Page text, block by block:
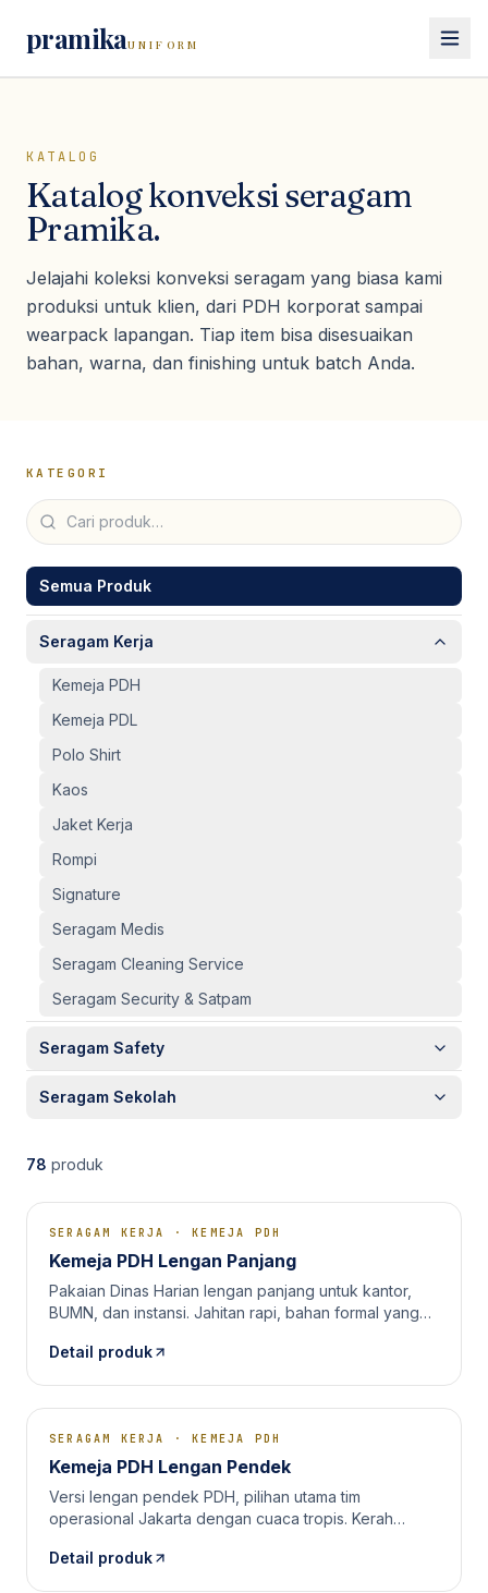
pramikaUNIFORM
Katalog
Seragam Kerja
Lihat semua seragam kerja
Kemeja PDH
Kemeja PDL
Seragam Medis
Lihat semuaseragam safety
Wearpack / Coverall
Wearpack Pertamina & Migas
Rompi Safety
Seragam Sekolah
Lihat semua
seragam sekolah
Almamater
Konsultasi
KATALOG
Katalog konveksi seragam
Pramika.
Jelajahi koleksi konveksi seragam yang biasa kami
produksi untuk klien, dari PDH korporat sampai
wearpack lapangan. Tiap item bisa disesuaikan
bahan, warna, dan finishing untuk batch Anda.
KATEGORI
Semua Produk
Seragam Kerja
Kemeja PDH
Kemeja PDL
Polo Shirt
Kaos
Jaket Kerja
Rompi
Signature
Seragam Medis
Seragam Cleaning Service
Seragam Security & Satpam
Seragam Safety
Wearpack / Coverall
Wearpack Mekanik & Otomotif
Rompi Safety
Kaos Safety
Seragam Sekolah
Seragam SMP/SMA
78 produk
SERAGAM KERJA ·KEMEJA PDH
Kemeja PDH Lengan Panjang
Pakaian Dinas Harian lengan panjang untuk kantor,
BUMN, dan instansi. Jahitan rapi, bahan formal yang
Detail produk
SERAGAM KERJA ·KEMEJA PDH
Kemeja PDH Lengan Pendek
Versi lengan pendek PDH, pilihan utama tim
operasional Jakarta dengan cuaca tropis. Kerah
Detail produk